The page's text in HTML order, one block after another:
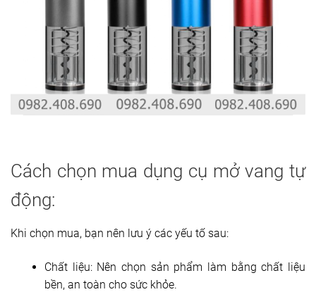
Cách chọn mua dụng cụ mở vang tự
động:
Khi chọn mua, bạn nên lưu ý các yếu tố sau:
Chất liệu: Nên chọn sản phẩm làm bằng chất liệu
bền, an toàn cho sức khỏe.